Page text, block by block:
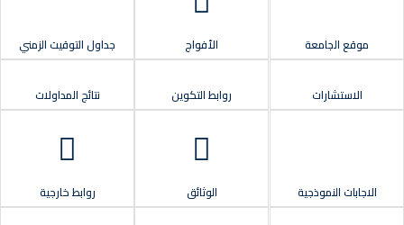
موقع الجامعة الأفواج جداول التوقيت الزمني
الاستشارات روابط التكوين نتائج المداولات
الاجابات النموذجية الوثائق روابط خارجية